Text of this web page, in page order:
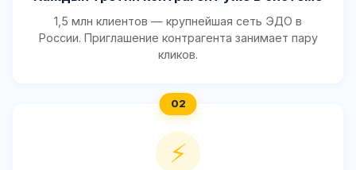
1,5 млн клиентов — крупнейшая сеть ЭДО в
России. Приглашение контрагента занимает пару
кликов.
⚡